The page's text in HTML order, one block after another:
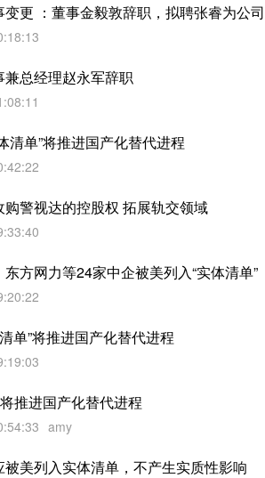
变更 ：董事金毅敦辞职，拟聘张睿为公
兼总经理赵永军辞职
清单”将推进国产化替代进程
购警视达的控股权 拓展轨交领域
方网力等24家中企被美列入“实体清单”
单”将推进国产化替代进程
推进国产化替代进程
amy
被美列入实体清单，不产生实质性影响